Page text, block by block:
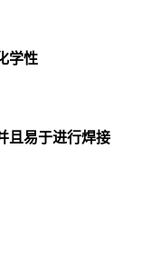
学性
且易于进行焊接